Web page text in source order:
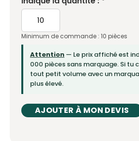
Minimum de commande : 10 pièces
Attention — Le prix affiché est
000 pièces sans marquage. Si tu
tout petit volume avec un
plus élevé.
AJOUTER À MON DEVIS